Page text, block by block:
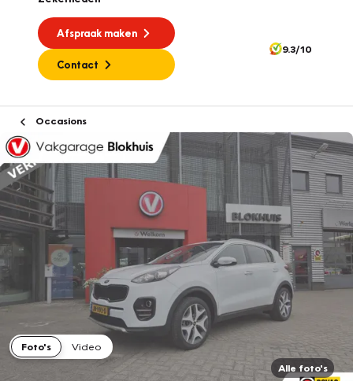
Afspraak maken
Contact
9.3/10
Occasions
Foto's
Video
Alle foto's